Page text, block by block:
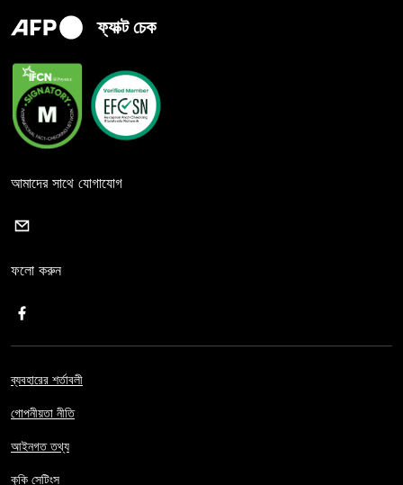
ফ্যাক্ট চেক
আমাদের সাথে যোগাযোগ
ফলো করুন
ব্যবহারের শর্তাবলী
গোপনীয়তা নীতি
আইনগত তথ্য
কুকি সেটিংস